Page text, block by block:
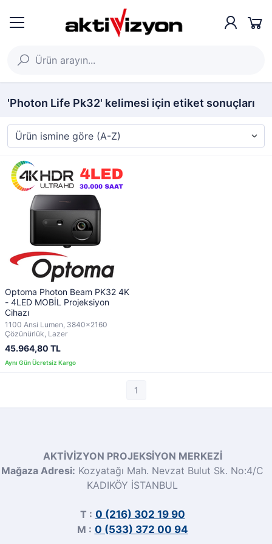
'Photon Life Pk32' kelimesi için etiket sonuçları
Optoma Photon Beam PK32 4K
- 4LED MOBİL Projeksiyon
Cihazı
1100 Ansi Lumen, 3840x2160
Çözünürlük, Lazer
45.964,80 TL
1
AKTİVİZYON PROJEKSİYON MERKEZİ
Mağaza Adresi: Kozyatağı Mah. Nevzat Bulut Sk. No:4/C
KADIKÖY İSTANBUL
T : 0 (216) 302 19 90
M : 0 (533) 372 00 94